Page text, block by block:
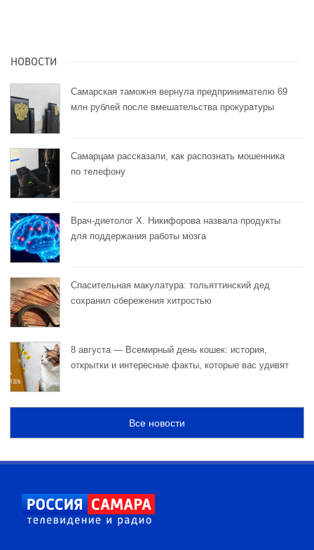
НОВОСТИ
Самарская таможня вернула предпринимателю 69
млн рублей после вмешательства прокуратуры
Самарцам рассказали, как распознать мошенника
по телефону
Врач-диетолог Х. Никифорова назвала продукты
для поддержания работы мозга
Спасительная макулатура: тольяттинский дед
сохранил сбережения хитростью
8 августа — Всемирный день кошек: история,
открытки и интересные факты, которые вас удивят
Все новости